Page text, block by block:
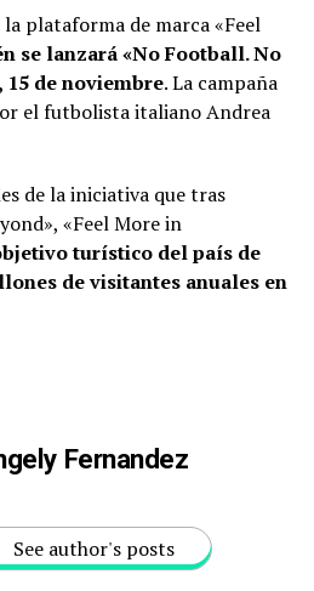
plataforma de marca «Feel
se lanzará «No Football. No
15 de noviembre. La campaña
el futbolista italiano Andrea
de la iniciativa que tras
«Feel More in
turístico del país de
de visitantes anuales en
Fernandez
See author's posts